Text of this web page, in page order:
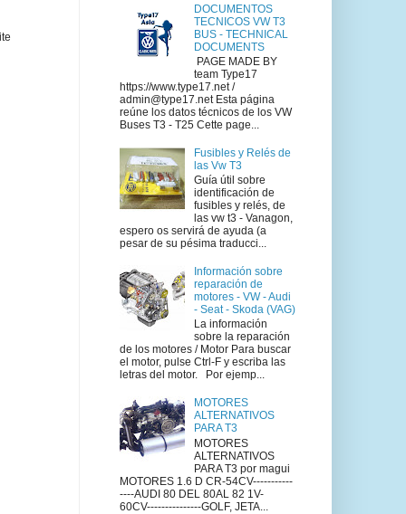
DOCUMENTOS
TECNICOS VW T3
BUS - TECHNICAL
DOCUMENTS
PAGE MADE BY
team Type17
https://www.type17.net /
admin@type17.net Esta página
reúne los datos técnicos de los VW
Buses T3 - T25 Cette page...
Fusibles y Relés de
las Vw T3
Guía útil sobre
identificación de
fusibles y relés, de
las vw t3 - Vanagon,
espero os servirá de ayuda (a
pesar de su pésima traducci...
Información sobre
reparación de
motores - VW - Audi
- Seat - Skoda (VAG)
La información
sobre la reparación
de los motores / Motor Para buscar
el motor, pulse Ctrl-F y escriba las
letras del motor. Por ejemp...
MOTORES
ALTERNATIVOS
PARA T3
MOTORES
ALTERNATIVOS
PARA T3 por magui
MOTORES 1.6 D CR-54CV-----------
----AUDI 80 DEL 80AL 82 1V-
60CV---------------GOLF, JETA...